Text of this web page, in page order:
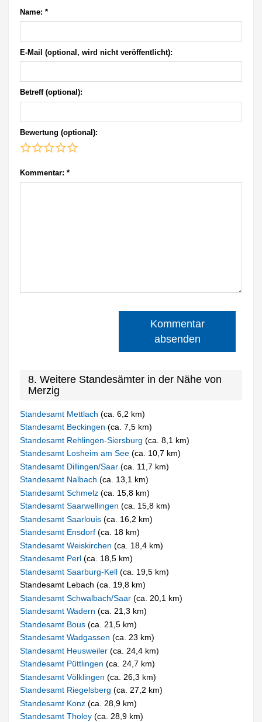
Name: *
E-Mail (optional, wird nicht veröffentlicht):
Betreff (optional):
Bewertung (optional):
Kommentar: *
Kommentar
absenden
8. Weitere Standesämter in der Nähe von
Merzig
Standesamt Mettlach(ca. 6,2 km)
Standesamt Beckingen(ca. 7,5 km)
Standesamt Rehlingen-Siersburg(ca. 8,1 km)
Standesamt Losheim am See(ca. 10,7 km)
Standesamt Dillingen/Saar(ca. 11,7 km)
Standesamt Nalbach(ca. 13,1 km)
Standesamt Schmelz(ca. 15,8 km)
Standesamt Saarwellingen(ca. 15,8 km)
Standesamt Saarlouis(ca. 16,2 km)
Standesamt Ensdorf(ca. 18 km)
Standesamt Weiskirchen(ca. 18,4 km)
Standesamt Perl(ca. 18,5 km)
Standesamt Saarburg-Kell(ca. 19,5 km)
Standesamt Lebach (ca. 19,8 km)
Standesamt Schwalbach/Saar(ca. 20,1 km)
Standesamt Wadern(ca. 21,3 km)
Standesamt Bous(ca. 21,5 km)
Standesamt Wadgassen(ca. 23 km)
Standesamt Heusweiler(ca. 24,4 km)
Standesamt Püttlingen(ca. 24,7 km)
Standesamt Völklingen(ca. 26,3 km)
Standesamt Riegelsberg(ca. 27,2 km)
Standesamt Konz(ca. 28,9 km)
Standesamt Tholey(ca. 28,9 km)